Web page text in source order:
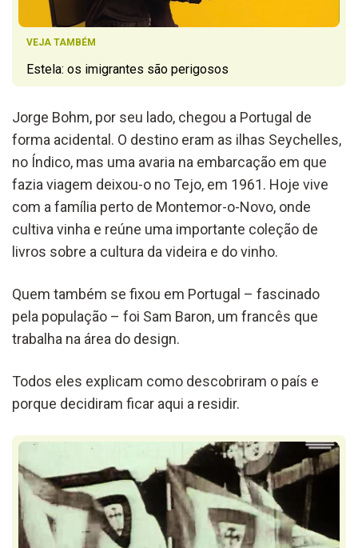
VEJA TAMBÉM
Estela: os imigrantes são perigosos
Jorge Bohm, por seu lado, chegou a Portugal de
forma acidental. O destino eram as ilhas Seychelles,
no Índico, mas uma avaria na embarcação em que
fazia viagem deixou-o no Tejo, em 1961. Hoje vive
com a família perto de Montemor-o-Novo, onde
cultiva vinha e reúne uma importante coleção de
livros sobre a cultura da videira e do vinho.
Quem também se fixou em Portugal – fascinado
pela população – foi Sam Baron, um francês que
trabalha na área do design.
Todos eles explicam como descobriram o país e
porque decidiram ficar aqui a residir.